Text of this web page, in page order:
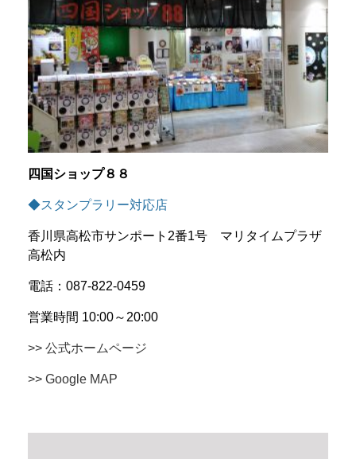
四国ショップ８８
◆スタンプラリー対応店
香川県高松市サンポート2番1号 マリタイムプラザ
高松内
電話：087-822-0459
営業時間 10:00～20:00
>> 公式ホームページ
>> Google MAP